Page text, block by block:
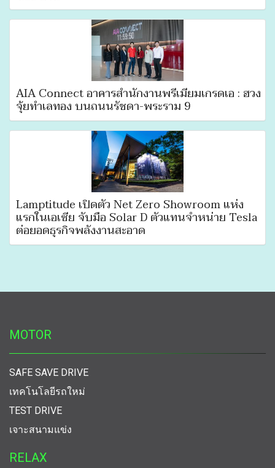
AIA Connect อาคารสำนักงานพรีเมียมเกรดเอ : ฮวง
จุ้ยทําเลทอง บนถนนรัชดา-พระราม 9
Lamptitude เปิดตัว Net Zero Showroom แห่ง
แรกในเอเซีย จับมือ Solar D ตัวแทนจำหน่าย Tesla
ต่อยอดธุรกิจพลังงานสะอาด
MOTOR
SAFE SAVE DRIVE
เทคโนโลยีรถใหม่
TEST DRIVE
เจาะสนามแข่ง
RELAX